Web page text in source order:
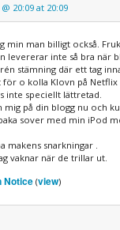
20:09 at 20:09
min man billigt också.
levererar inte så bra när
stämning där ett tag
o kolla Klovn på Netflix
inte speciellt lättretad.
mig på din blogg nu och
sover med min iPod
makens snarkningar .
vaknar när de trillar ut.
Notice(view)